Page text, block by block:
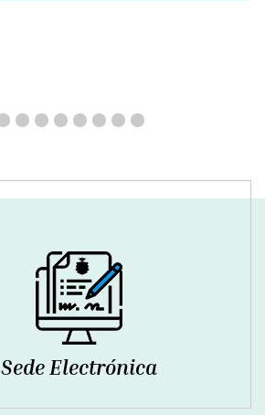
Sede Electrónica